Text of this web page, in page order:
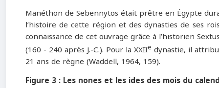
Manéthon de Sebennytos était prêtre en Égypte
l’histoire de cette région et des dynasties de ses
connaissance de cet ouvrage grâce à l’historien
(160 - 240 après J.-C.). Pour la XXIIe dynastie, il
21 ans de règne (Waddell, 1964, 159).
Figure 3 : Les nones et les ides des mois du